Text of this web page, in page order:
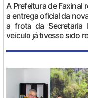
A Prefeitura de Faxinal
a entrega oficial da
a frota da Secretaria
veículo já tivesse sido